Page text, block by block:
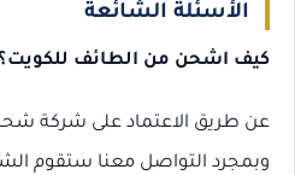
الأسئلة الشائعة
كيف اشحن من الطائف
عن طريق الاعتماد على شركة
وبمجرد التواصل معنا ستقوم